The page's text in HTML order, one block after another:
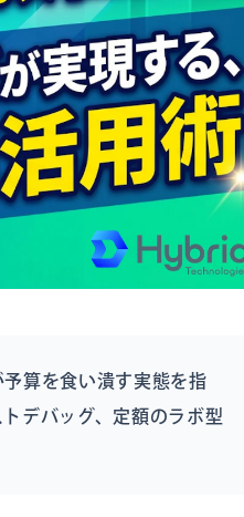
算を食い潰す実態を指
デバッグ、定額のラボ型